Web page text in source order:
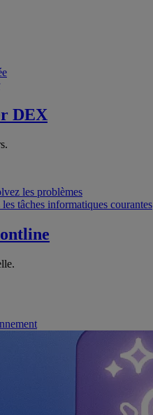
DEX
les problèmes
tâches informatiques courantes